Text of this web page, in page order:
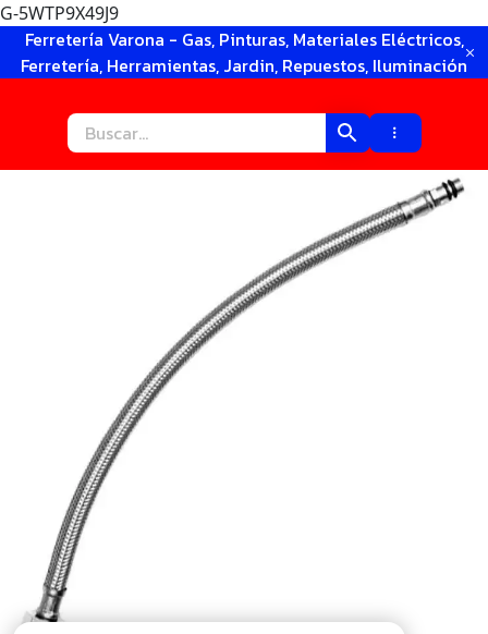
G-5WTP9X49J9
Ferretería Varona - Gas, Pinturas, Materiales Eléctricos,
Ferretería, Herramientas, Jardin, Repuestos, Iluminación